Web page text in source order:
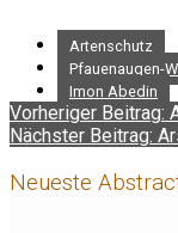
Artenschutz
Pfauenaugen-
Imon Abedin
Vorheriger Beitrag:
Nächster Beitrag:
Neueste